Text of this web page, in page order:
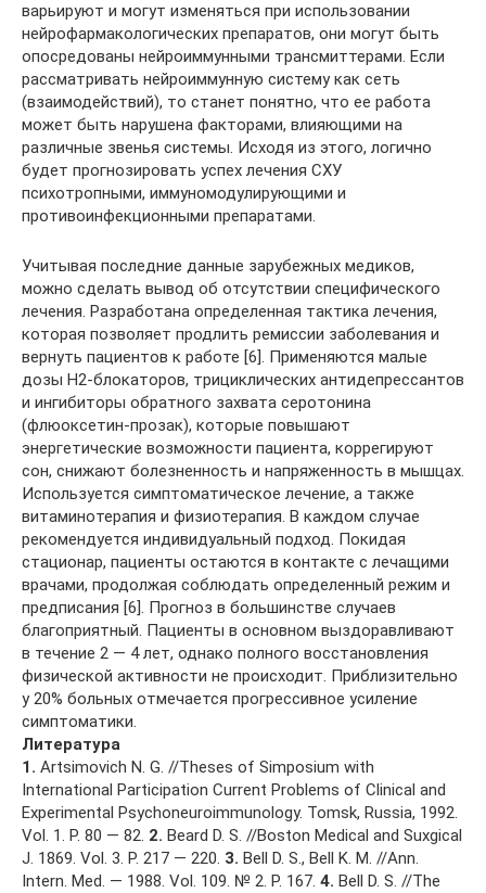
варьируют и могут изменяться при использовании
нейрофармакологических препаратов, они могут быть
опосредованы нейроиммунными трансмиттерами. Если
рассматривать нейроиммунную систему как сеть
(взаимодействий), то станет понятно, что ее работа
может быть нарушена факторами, влияющими на
различные звенья системы. Исходя из этого, логично
будет прогнозировать успех лечения СХУ
психотропными, иммуномодулирующими и
противоинфекционными препаратами.
Учитывая последние данные зарубежных медиков,
можно сделать вывод об отсутствии специфического
лечения. Разработана определенная тактика лечения,
которая позволяет продлить ремиссии заболевания и
вернуть пациентов к работе [6]. Применяются малые
дозы Н2-блокаторов, трициклических антидепрессантов
и ингибиторы обратного захвата серотонина
(флюоксетин-прозак), которые повышают
энергетические возможности пациента, коррегируют
сон, снижают болезненность и напряженность в мышцах.
Используется симптоматическое лечение, а также
витаминотерапия и физиотерапия. В каждом случае
рекомендуется индивидуальный подход. Покидая
стационар, пациенты остаются в контакте с лечащими
врачами, продолжая соблюдать определенный режим и
предписания [6]. Прогноз в большинстве случаев
благоприятный. Пациенты в основном выздоравливают
в течение 2 — 4 лет, однако полного восстановления
физической активности не происходит. Приблизительно
у 20% больных отмечается прогрессивное усиление
симптоматики.
Литература
1. Artsimovich N. G. //Theses of Simposium with
International Participation Current Problems of Clinical and
Experimental Psychoneuroimmunology. Tomsk, Russia, 1992.
Vol. 1. P. 80 — 82. 2. Beard D. S. //Boston Medical and Suxgical
J. 1869. Vol. 3. P. 217 — 220. 3. Bell D. S., Bell K. M. //Ann.
Intern. Med. — 1988. Vol. 109. № 2. P. 167. 4. Bell D. S. //The